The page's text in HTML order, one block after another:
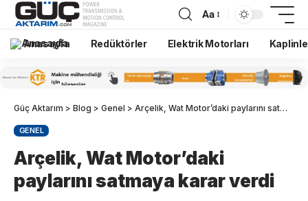
Aa
Anasayfa Redüktörler Elektrik Motorları
Güç Aktarım > Blog > Genel > Arçelik, Wat Motor’daki paylarını satmaya karar verdi
GENEL
Arçelik, Wat Motor’daki
paylarını satmaya karar verdi